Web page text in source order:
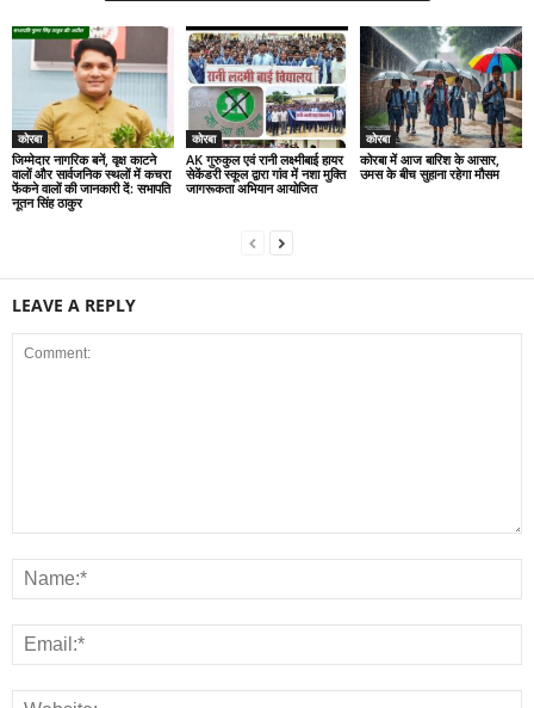
कोरबा
जिम्मेदार नागरिक बनें, वृक्ष काटने
वालों और सार्वजनिक स्थलों में कचरा
फेंकने वालों की जानकारी दें: सभापति
नूतन सिंह ठाकुर
कोरबा
AK गुरुकुल एवं रानी लक्ष्मीबाई हायर
सेकेंडरी स्कूल द्वारा गांव में नशा मुक्ति
जागरूकता अभियान आयोजित
कोरबा
कोरबा में आज बारिश के आसार,
उमस के बीच सुहाना रहेगा मौसम
LEAVE A REPLY